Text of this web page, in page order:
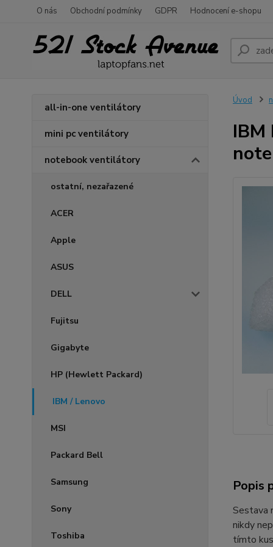
O nás Obchodní podmínky GDPR Hodnocení e-shopu
all-in-one ventilátory
mini pc ventilátory
notebook ventilátory
ostatní, nezařazené
ACER
Apple
ASUS
DELL
Fujitsu
Gigabyte
HP (Hewlett Packard)
IBM / Lenovo
MSI
Packard Bell
Samsung
Sony
Toshiba
Úvod
Popis
Sestava
nikdy
tímto